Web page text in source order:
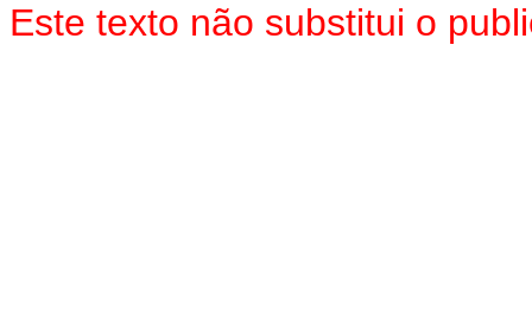
Este texto não substitui o